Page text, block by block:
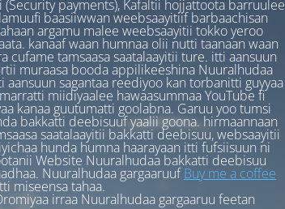
(Security payments), Kafaltii hojjattoota barruulee
baasiiwwan weebsaayitiif barbaachisan
argamu malee weebsaayitii tokko yeroo
kanaaf waan humnaa olii nutti taanaan waan
tamsaasa saatalaayitii ture. itti aansuun
muraasa booda appilikeeshina Nuuralhudaa
sagantaa reediyoo kan torbanitti guyyaa
miidiyaalee hawaasummaa YouTube fi
kanaa guutumatti goolabna. Garuu yoo tumsi
bakkatti deebisuuf yaalii goona. hirmaannaan
saatalaayitii bakkatti deebisuu, websaayitii
hunda humna haarayaan itti fufsiisuun ni
Website Nuuralhudaa bakkatti deebisuu
Nuuralhudaa gargaaruufBuy me a coffee
miseensa tahaa.
irraa Nuuralhudaa gargaaruu feetan